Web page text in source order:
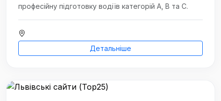
професійну підготовку водіїв категорій A, B та C.
Детальніше